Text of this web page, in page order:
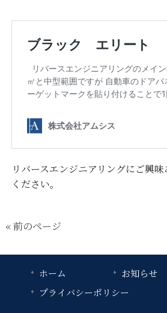
リバースエンジニアリングにご興
ください。
« 前のページ
ホーム
お知らせ
プライバシーポリシー